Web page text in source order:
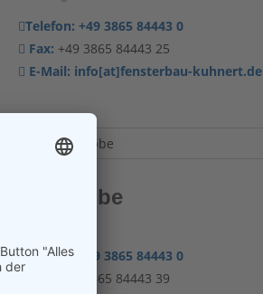
Telefon: +49 3865 84443 0
Fax: +49 3865 84443 25
E-Mail: info[at]fensterbau-kuhnert.de
Herr Lübbe
Telefon:
+49 3865 84443 0
+49 3865 84443 39